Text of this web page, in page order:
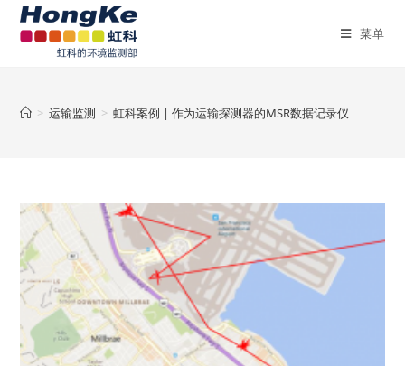
菜单
> 运输监测 > 虹科案例 | 作为运输探测器的MSR数据记录仪